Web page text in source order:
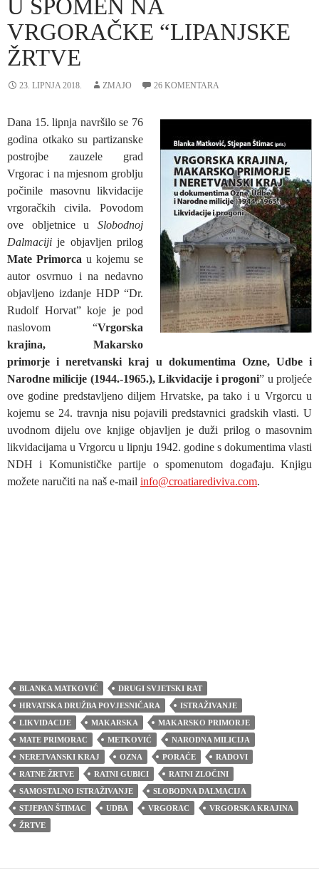
U SPOMEN NA
VRGORAČKE “LIPANJSKE
ŽRTVE
23. LIPNJA 2018. ZMAJO 26 KOMENTARA
Dana 15. lipnja navršilo se 76
godina otkako su partizanske
postrojbe zauzele grad
Vrgorac i na mjesnom groblju
počinile masovnu likvidacije
vrgoračkih civila. Povodom
ove obljetnice u Slobodnoj
Dalmaciji je objavljen prilog
Mate Primorca u kojemu se
autor osvrnuo i na nedavno
objavljeno izdanje HDP “Dr.
Rudolf Horvat” koje je pod
naslovom “Vrgorska
krajina, Makarsko
primorje i neretvanski kraj u dokumentima Ozne, Udbe i
Narodne milicije (1944.-1965.), Likvidacije i progoni” u proljeće
ove godine predstavljeno diljem Hrvatske, pa tako i u Vrgorcu u
kojemu se 24. travnja nisu pojavili predstavnici gradskih vlasti. U
uvodnom dijelu ove knjige objavljen je duži prilog o masovnim
likvidacijama u Vrgorcu u lipnju 1942. godine s dokumentima vlasti
NDH i Komunističke partije o spomenutom događaju. Knjigu
možete naručiti na naš e-mail info@croatiarediviva.com.
BLANKA MATKOVIĆ
DRUGI SVJETSKI RAT
HRVATSKA DRUŽBA POVJESNIČARA
ISTRAŽIVANJE
LIKVIDACIJE
MAKARSKA
MAKARSKO PRIMORJE
MATE PRIMORAC
METKOVIĆ
NARODNA MILICIJA
NERETVANSKI KRAJ
OZNA PORAĆE
RADOVI
RATNE ŽRTVE
RATNI GUBICI
RATNI ZLOČINI
SAMOSTALNO ISTRAŽIVANJE
SLOBODNA DALMACIJA
STJEPAN ŠTIMAC
UDBA VRGORAC
VRGORSKA KRAJINA
ŽRTVE